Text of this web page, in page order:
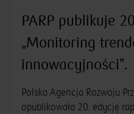
PARP publikuje
„Monitoring
innowacyjności”.
Polska Agencja Rozwoju
opublikowała 20. edycję